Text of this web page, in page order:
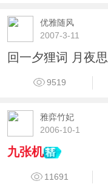
优雅随风
2007-3-11
回一夕狸词 月夜思
9519
雅弈竹妃
2006-10-1
九张机
11691